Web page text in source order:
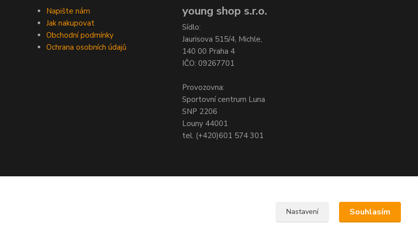
Napište nám
Jak nakupovat
Obchodní podmínky
Ochrana osobních údajů
young shop s.r.o.
Sídlo:
Jaurisova 515/4, Michle,
140 00 Praha 4
IČO: 09267701
Provozovna:
Sportovní centrum Luna
SNP 2206
Louny 44001
tel. (+420)601 574 301
Nastavení Souhlasím